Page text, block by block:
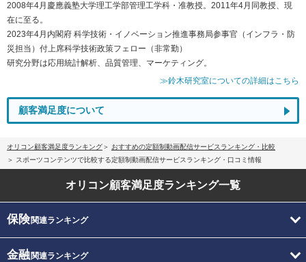
2008年4月慶應義塾大学理工学部管理工学科・准教授。2011年4月同教授、現
在に至る。
2023年4月内閣府 科学技術・イノベーション推進事務局参事官（インフラ・防
災担当）付上席科学技術政策フェロー（非常勤）
研究分野は応用統計解析、品質管理、マーケティング。
≫鈴木研究室についての詳細はこちら
顧客満足度について
オリコン顧客満足度ランキング
おすすめの定額制動画配信サービスランキング・比較
スポーツコンテンツで比較する定額制動画配信サービスランキング・口コミ情報
オリコン顧客満足度ランキング一覧
保険関連ランキング
金融関連ランキング